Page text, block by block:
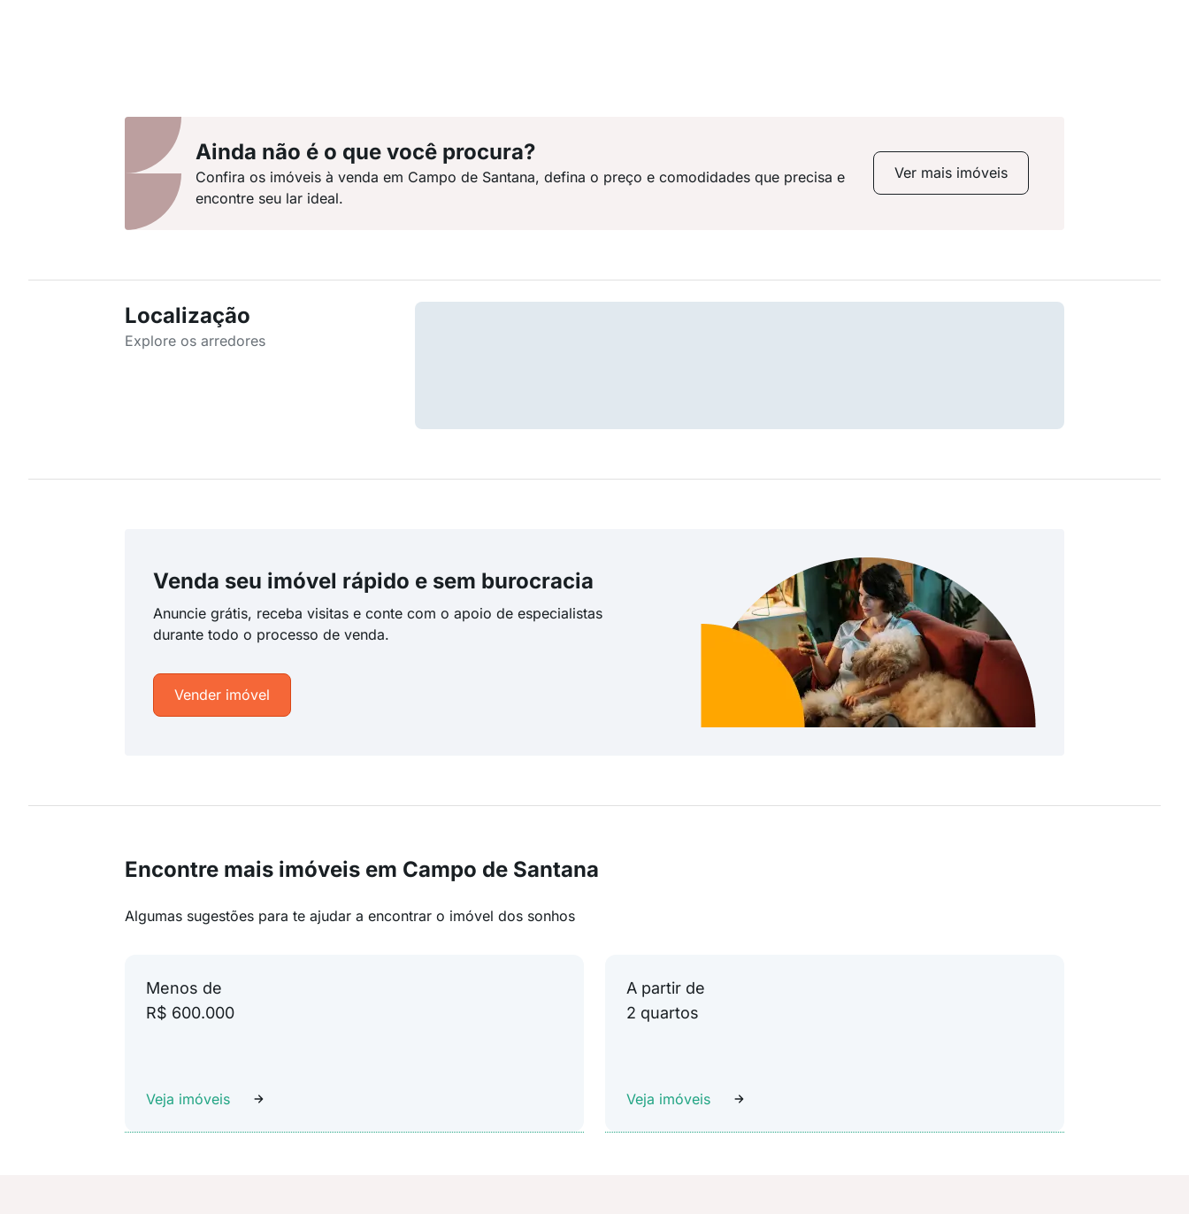
Ainda não é o que você procura?
Confira os imóveis à venda em Campo de Santana, defina o preço e comodidades que precisa e
encontre seu lar ideal.
Ver mais imóveis
Localização
Explore os arredores
Venda seu imóvel rápido e sem burocracia
Anuncie grátis, receba visitas e conte com o apoio de especialistas
durante todo o processo de venda.
Vender imóvel
Encontre mais imóveis em Campo de Santana
Algumas sugestões para te ajudar a encontrar o imóvel dos sonhos
Menos de
R$ 600.000
Veja imóveis
A partir de
2 quartos
Veja imóveis